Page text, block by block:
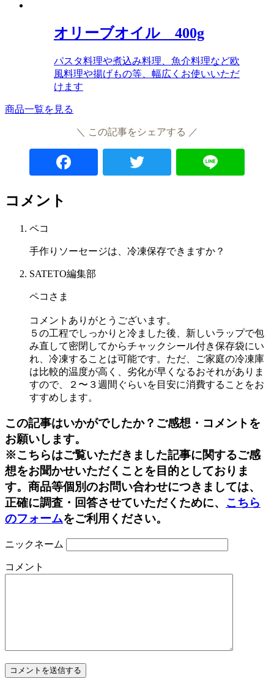
オリーブオイル 400g
パスタ料理や煮込み料理、魚介料理など欧
風料理や揚げもの等、幅広くお使いいただ
けます
商品一覧を見る
＼ この記事をシェアする ／
Facebook Twitter
コメント
ペコ
手作りソーセージは、冷凍保存できますか？
SATETO編集部
ペコさま
コメントありがとうございます。
５の工程でしっかりと冷ました後、新しいラップで包
み直して密閉してからチャックシール付き保存袋にい
れ、冷凍することは可能です。ただ、ご家庭の冷凍庫
は比較的温度が高く、劣化が早くなるおそれがありま
すので、２〜３週間ぐらいを目安に消費することをお
すすめします。
この記事はいかがでしたか？ご感想・コメントを
お願いします。
※こちらはご覧いただきました記事に関するご感
想をお聞かせいただくことを目的としておりま
す。商品等個別のお問い合わせにつきましては、
正確に調査・回答させていただくために、 こちら
のフォームをご利用ください。
ニックネーム
コメント